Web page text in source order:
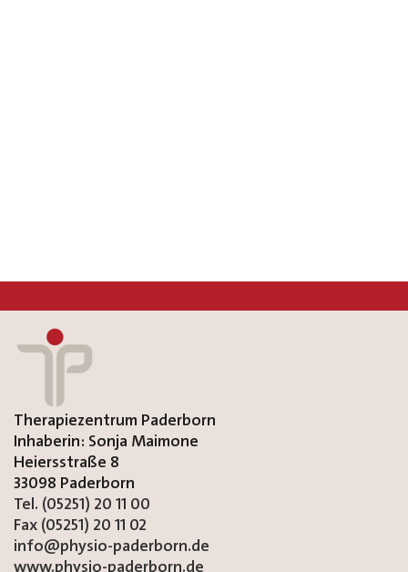
Therapiezentrum Paderborn
Inhaberin: Sonja Maimone
Heiersstraße 8
33098 Paderborn
Tel. (05251) 20 11 00
Fax (05251) 20 11 02
info@physio-paderborn.de
www.physio-paderborn.de